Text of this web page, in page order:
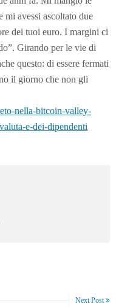
mi avessi ascoltato due
dei tuoi euro. I margini ci
Girando per le vie di
questo: di essere fermati
il giorno che non gli
nella-bitcoin-valley-
e-dei-dipendenti
Next Post